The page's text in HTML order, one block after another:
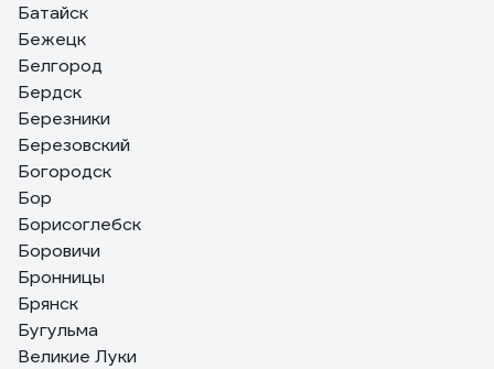
Батайск
Бежецк
Белгород
Бердск
Березники
Березовский
Богородск
Бор
Борисоглебск
Боровичи
Бронницы
Брянск
Бугульма
Великие Луки